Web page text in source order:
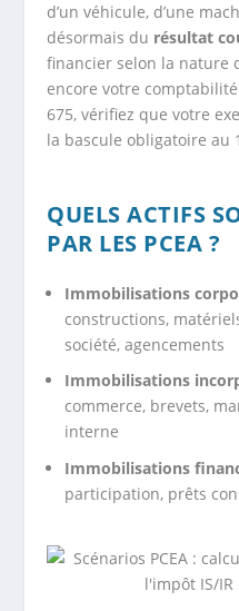
d’un véhicule, d’une
désormais du résultat
financier selon la nature
encore votre
675, vérifiez que votre
la bascule obligatoire au
QUELS ACTIFS
PAR LES PCEA ?
Immobilisations
constructions,
société, agencements
Immobilisations
commerce, brevets,
interne
Immobilisations
participation, prêts